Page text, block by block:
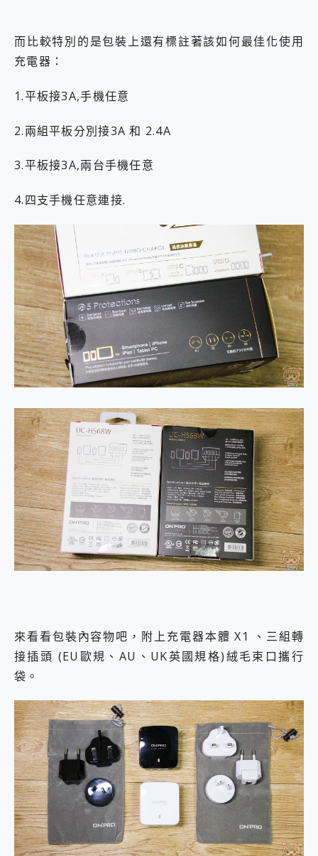
而比較特別的是包裝上還有標註著該如何最佳化使用
充電器：
1.平板接3A,手機任意
2.兩組平板分別接3A 和 2.4A
3.平板接3A,兩台手機任意
4.四支手機任意連接.
來看看包裝內容物吧，附上充電器本體 X1 、三組轉
接插頭 (EU歐規、AU、UK英國規格)絨毛束口攜行
袋。